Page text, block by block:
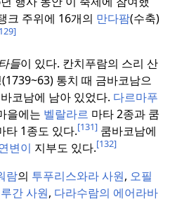
크 주위에 16개의 만다팜(수축)
들이 있다. 칸치푸람의 스리 산
통치 때 금바코남으
코남에 남아 있었다. 다르마푸
을에는 벨랄라르 마타 2종과 쿰
타 1종도 있다.[131] 쿰바코남에
변이 지부도 있다.[132]
람의 투푸리스와라 사원, 오필
간 사원, 다라수람의 에어라바